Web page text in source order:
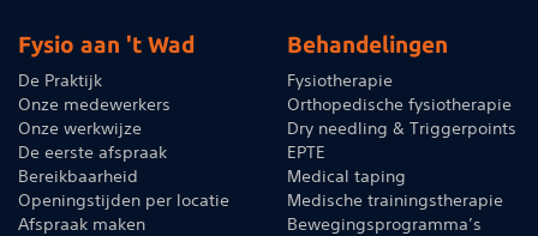
Fysio aan 't Wad
De Praktijk
Onze medewerkers
Onze werkwijze
De eerste afspraak
Bereikbaarheid
Openingstijden per locatie
Afspraak maken
Behandelingen
Fysiotherapie
Orthopedische fysiotherapie
Dry needling & Triggerpoints
EPTE
Medical taping
Medische trainingstherapie
Bewegingsprogramma’s